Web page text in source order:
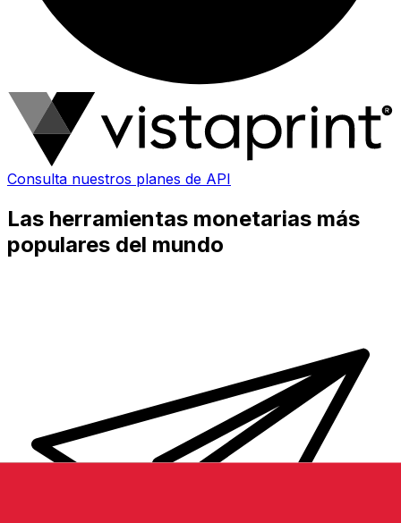
Consulta nuestros planes de API
Las herramientas monetarias más
populares del mundo